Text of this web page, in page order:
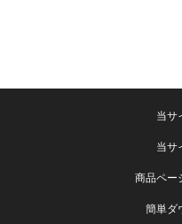
当サ
当サ
商品ペー
簡単ダ